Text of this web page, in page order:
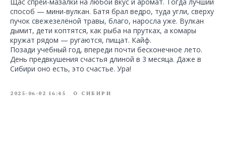
способ — мини-вулкан. Батя брал ведро, туда угли, сверху
пучок свежезелёной травы, благо, наросла уже. Вулкан
дымит, дети коптятся, как рыба на прутках, а комары
кружат рядом — ругаются, пищат. Кайф.
Позади учебный год, впереди почти бесконечное лето.
День предвкушения счастья длиной в 3 месяца. Даже в
Сибири оно есть, это счастье. Ура!
2025-06-02 16:45 О СИБИРИ